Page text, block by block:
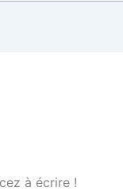
à écrire !